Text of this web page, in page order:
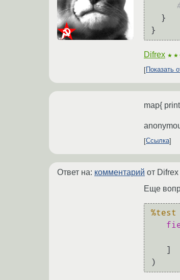
Difrex
Показать
map{
Ссылка
Ответ на: комментарий от Difrex
Еще
%test